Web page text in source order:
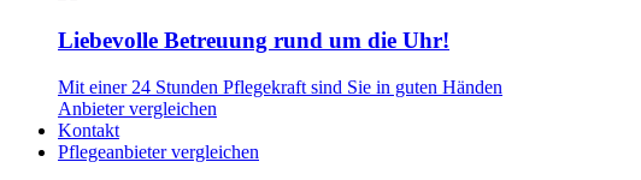
Liebevolle Betreuung rund um die Uhr!
Mit einer 24 Stunden Pflegekraft sind Sie in guten Händen
Anbieter vergleichen
Kontakt
Pflegeanbieter vergleichen